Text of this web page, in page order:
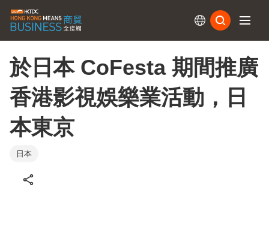
於日本 CoFesta 期間推廣
香港影視娛樂業活動，日
本東京
日本